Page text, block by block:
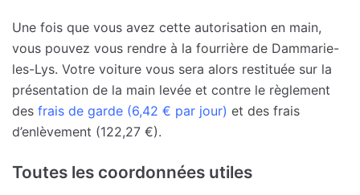
Une fois que vous avez cette autorisation en main,
vous pouvez vous rendre à la fourrière de Dammarie-
les-Lys. Votre voiture vous sera alors restituée sur la
présentation de la main levée et contre le règlement
des frais de garde (6,42 € par jour) et des frais
d’enlèvement (122,27 €).
Toutes les coordonnées utiles